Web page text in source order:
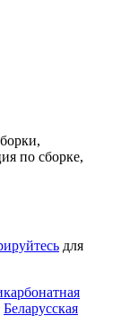
по сборке,
для
Беларусская